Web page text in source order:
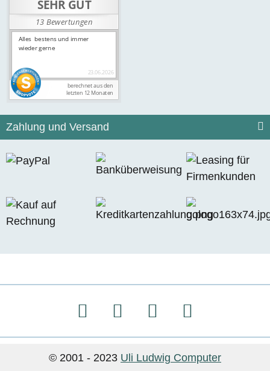
Zahlung und Versand
© 2001 - 2023 Uli Ludwig Computer